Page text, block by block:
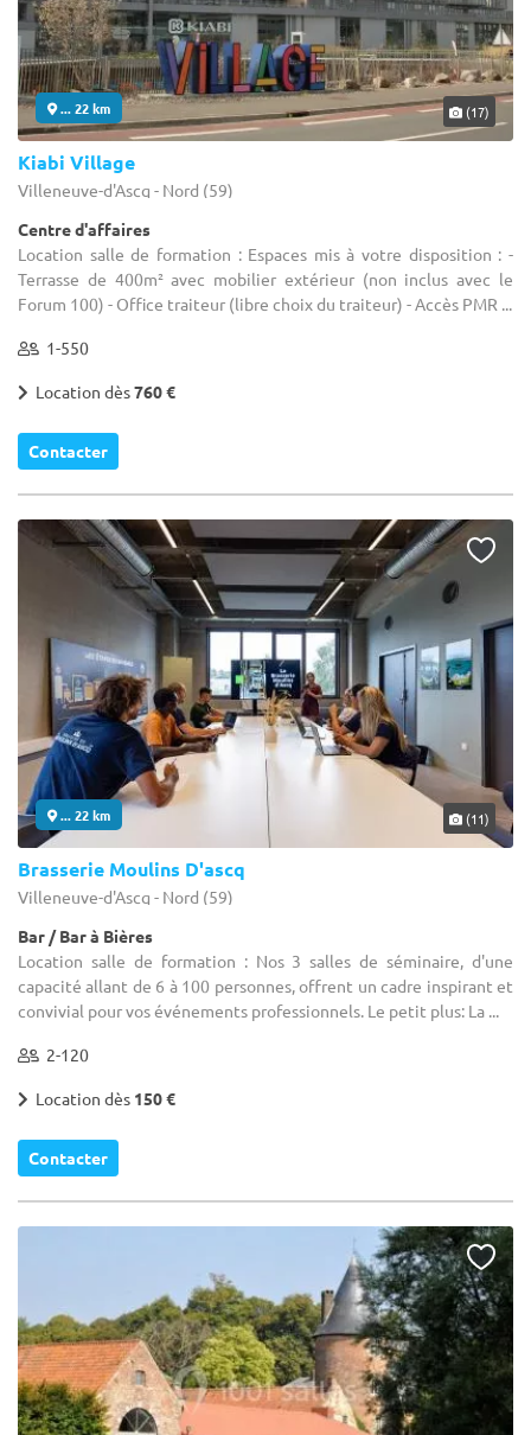
... 22 km (17)
Kiabi Village
Villeneuve-d'Ascq - Nord (59)
Centre d'affaires
Location salle de formation : Espaces mis à votre disposition : -
Terrasse de 400m² avec mobilier extérieur (non inclus avec le
Forum 100) - Office traiteur (libre choix du traiteur) - Accès PMR ...
1-550
Location dès760 €
Contacter
... 22 km (11)
Brasserie Moulins D'ascq
Villeneuve-d'Ascq - Nord (59)
Bar / Bar à Bières
Location salle de formation : Nos 3 salles de séminaire, d'une
capacité allant de 6 à 100 personnes, offrent un cadre inspirant et
convivial pour vos événements professionnels. Le petit plus: La ...
2-120
Location dès 150 €
Contacter